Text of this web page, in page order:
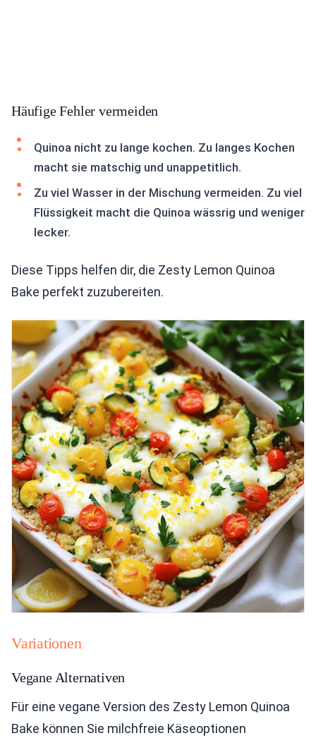
Häufige Fehler vermeiden
Quinoa nicht zu lange kochen. Zu langes Kochen
macht sie matschig und unappetitlich.
Zu viel Wasser in der Mischung vermeiden. Zu viel
Flüssigkeit macht die Quinoa wässrig und weniger
lecker.
Diese Tipps helfen dir, die Zesty Lemon Quinoa
Bake perfekt zuzubereiten.
Variationen
Vegane Alternativen
Für eine vegane Version des Zesty Lemon Quinoa
Bake können Sie milchfreie Käseoptionen